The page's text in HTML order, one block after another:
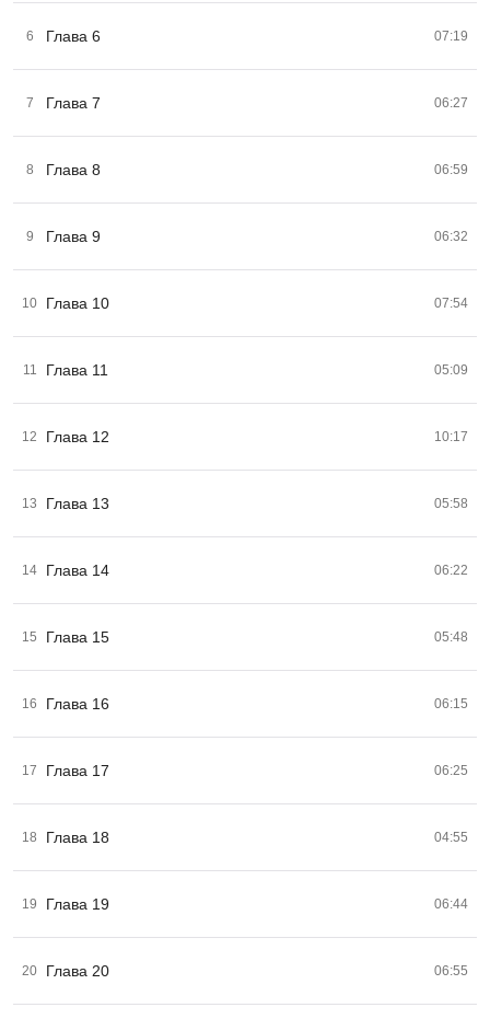
6 Глава 6 07:19
7 Глава 7 06:27
8 Глава 8 06:59
9 Глава 9 06:32
10 Глава 10 07:54
11 Глава 11 05:09
12 Глава 12 10:17
13 Глава 13 05:58
14 Глава 14 06:22
15 Глава 15 05:48
16 Глава 16 06:15
17 Глава 17 06:25
18 Глава 18 04:55
19 Глава 19 06:44
20 Глава 20 06:55